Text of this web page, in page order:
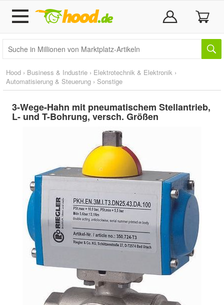
Hood › Business & Industrie › Elektrotechnik & Elektronik ›
Automatisierung & Steuerung › Sonstige
3-Wege-Hahn mit pneumatischem Stellantrieb,
L- und T-Bohrung, versch. Größen